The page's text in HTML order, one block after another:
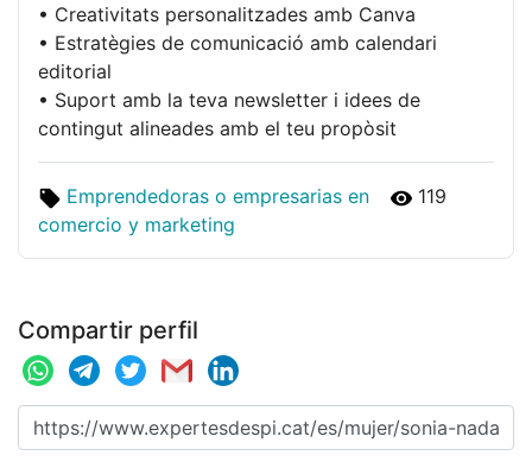
• Creativitats personalitzades amb Canva
• Estratègies de comunicació amb calendari
editorial
• Suport amb la teva newsletter i idees de
contingut alineades amb el teu propòsit
Emprendedoras o empresarias en
comercio y marketing
119
Compartir perfil